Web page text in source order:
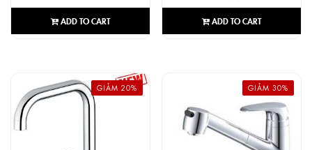
ADD TO CART ADD TO CART
GIẢM 20% GIẢM 30%